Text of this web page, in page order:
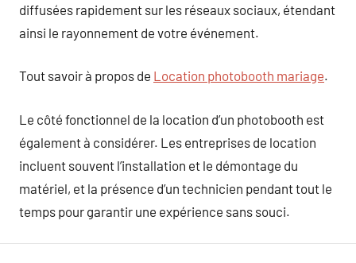
diffusées rapidement sur les réseaux sociaux, étendant
ainsi le rayonnement de votre événement.
Tout savoir à propos de Location photobooth mariage.
Le côté fonctionnel de la location d’un photobooth est
également à considérer. Les entreprises de location
incluent souvent l’installation et le démontage du
matériel, et la présence d’un technicien pendant tout le
temps pour garantir une expérience sans souci.